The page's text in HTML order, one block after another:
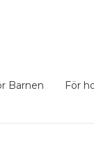
Barnen För